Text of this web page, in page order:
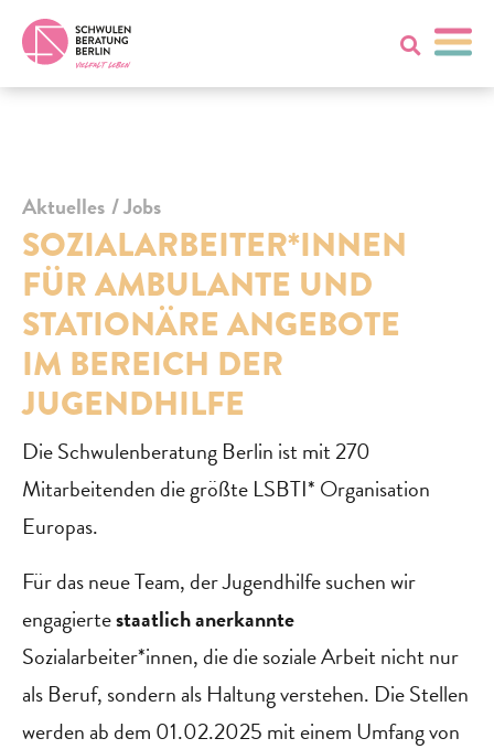
Aktuelles Jobs
SOZIALARBEITER*INNEN
FÜR AMBULANTE UND
STATIONÄRE ANGEBOTE
IM BEREICH DER
JUGENDHILFE
Die Schwulenberatung Berlin ist mit 270
Mitarbeitenden die größte LSBTI* Organisation
Europas.
Für das neue Team, der Jugendhilfe suchen wir
engagiertestaatlich anerkannte
Sozialarbeiter*innen, die die soziale Arbeit nicht nur
als Beruf, sondern als Haltung verstehen. Die Stellen
werden ab dem 01.02.2025 mit einem Umfang von